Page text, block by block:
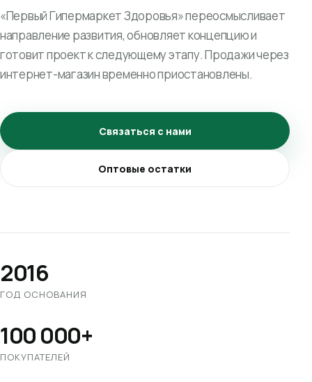
«Первый Гипермаркет Здоровья» переосмысливает
направление развития, обновляет концепцию и
готовит проект к следующему этапу. Продажи через
интернет-магазин временно приостановлены.
Связаться с нами
Оптовые остатки
2016
ГОД ОСНОВАНИЯ
100 000+
ПОКУПАТЕЛЕЙ